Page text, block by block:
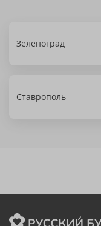
Зеленоград
Ставрополь